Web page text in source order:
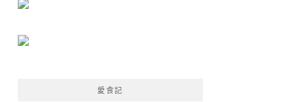
愛食記